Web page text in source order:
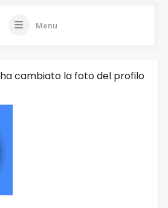
Menu
ha cambiato la foto del profilo